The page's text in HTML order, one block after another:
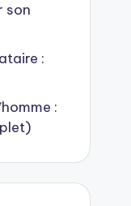
son
:
: